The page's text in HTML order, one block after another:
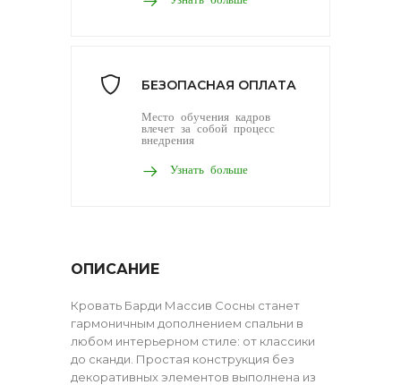
БЕЗОПАСНАЯ ОПЛАТА
Место обучения кадров
влечет за собой процесс
внедрения
Узнать больше
ОПИСАНИЕ
Кровать Барди Массив Сосны станет
гармоничным дополнением спальни в
любом интерьерном стиле: от классики
до сканди. Простая конструкция без
декоративных элементов выполнена из